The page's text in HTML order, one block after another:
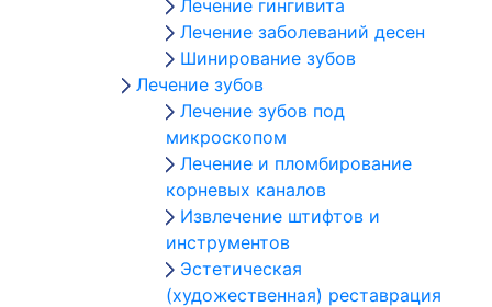
Лечение гингивита
Лечение заболеваний десен
Шинирование зубов
Лечение зубов
Лечение зубов под
микроскопом
Лечение и пломбирование
корневых каналов
Извлечение штифтов и
инструментов
Эстетическая
(художественная) реставрация